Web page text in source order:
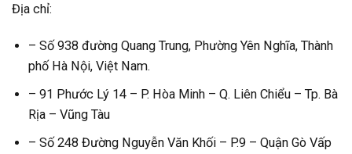
Địa chỉ:
– Số 938 đường Quang Trung, Phường Yên Nghĩa, Thành
phố Hà Nội, Việt Nam.
– 91 Phước Lý 14 – P. Hòa Minh – Q. Liên Chiểu – Tp. Bà
Rịa – Vũng Tàu
– Số 248 Đường Nguyễn Văn Khối – P.9 – Quận Gò Vấp